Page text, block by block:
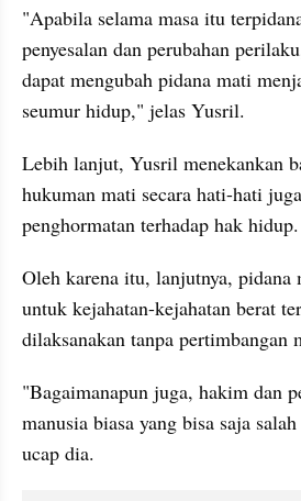
"Apabila selama masa itu
penyesalan dan perubahan
dapat mengubah pidana mati
seumur hidup," jelas Yusril.
Lebih lanjut, Yusril menekankan
hukuman mati secara hati-hati
penghormatan terhadap hak hidup.
Oleh karena itu, lanjutnya, pidana
untuk kejahatan-kejahatan berat
dilaksanakan tanpa pertimbangan
"Bagaimanapun juga, hakim dan
manusia biasa yang bisa saja
ucap dia.